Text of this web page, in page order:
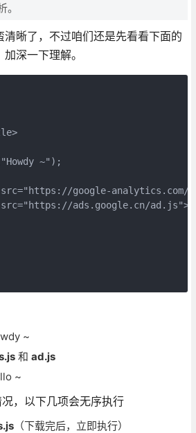
晰了，不过咱们还是先看看下面的
深一下理解。
~");
google-analytics.com/
ads.google.cn/
~
和 ad.js
~
，以下几项会无序执行
（下载完后，立即执行）